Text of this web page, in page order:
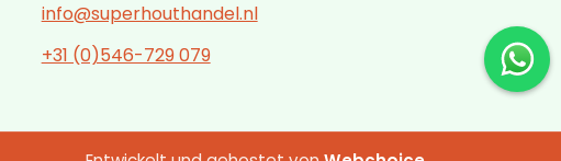
info@superhouthandel.nl
+31 (0)546-729 079